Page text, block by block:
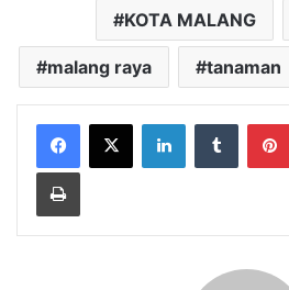
KOTA MALANG
malang raya tanaman
LinkedInTumblr
Print